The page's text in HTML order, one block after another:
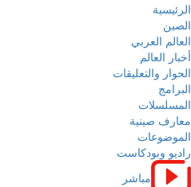
الرئيسية
الصين
العالم العربي
أخبار العالم
الحوار والتعليقات
البرامج
المسلسلات
معارف صينية
الموضوعات
راديو وبودكاست
مباشر